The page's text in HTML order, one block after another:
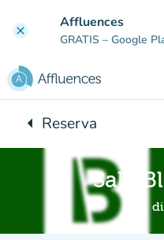
clear Affluences
GRATIS – Google
arrow_leftVuelta:
Reserva
Sala
Bib.